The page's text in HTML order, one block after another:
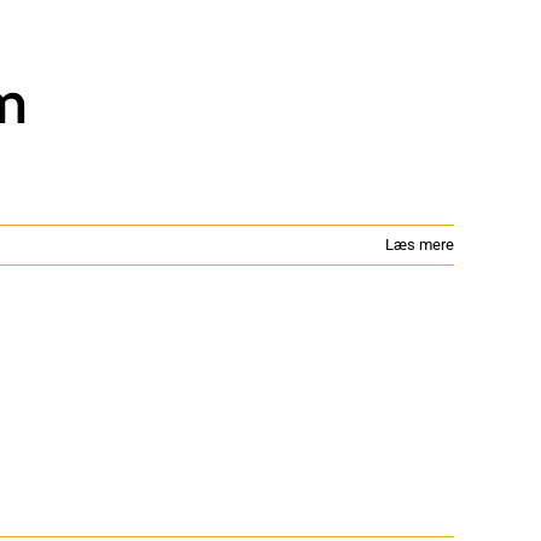
Læs mere